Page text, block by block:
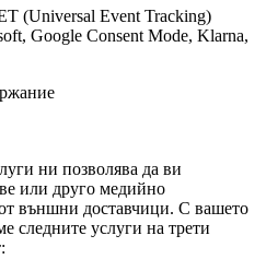
(Universal Event Tracking)
Google Consent Mode, Klarna,
ни позволява да ви
или друго медийно
външни доставчици. С вашето
следните услуги на трети